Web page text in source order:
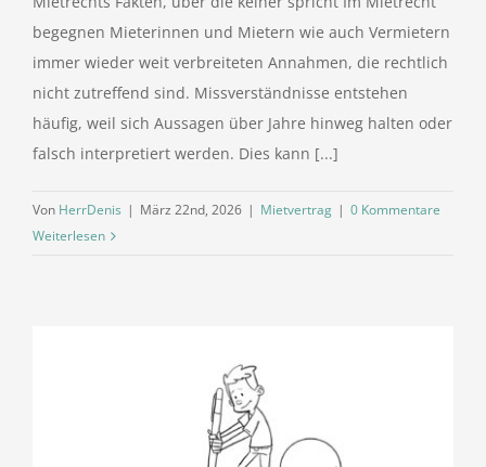
begegnen Mieterinnen und Mietern wie auch Vermietern
immer wieder weit verbreiteten Annahmen, die rechtlich
nicht zutreffend sind. Missverständnisse entstehen
häufig, weil sich Aussagen über Jahre hinweg halten oder
falsch interpretiert werden. Dies kann [...]
Von HerrDenis | März 22nd, 2026 | Mietvertrag | 0 Kommentare
Weiterlesen